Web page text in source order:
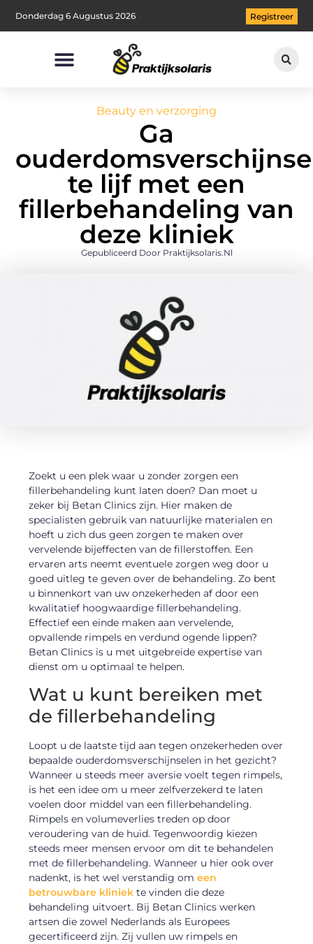
Donderdag 6 Augustus 2026 Registreer
Beauty en verzorging
Ga
te lijf met een
fillerbehandeling van
deze kliniek
Gepubliceerd Door Praktijksolaris.nl
Zoekt u een plek waar u zonder zorgen een
fillerbehandeling kunt laten doen? Dan moet u
zeker bij Betan Clinics zijn. Hier maken de
specialisten gebruik van natuurlijke materialen en
hoeft u zich dus geen zorgen te maken over
vervelende bijeffecten van de fillerstoffen. Een
ervaren arts neemt eventuele zorgen weg door u
goed uitleg te geven over de behandeling. Zo bent
u binnenkort van uw onzekerheden af door een
kwalitatief hoogwaardige fillerbehandeling.
Effectief een einde maken aan vervelende,
opvallende rimpels en verdund ogende lippen?
Betan Clinics is u met uitgebreide expertise van
dienst om u optimaal te helpen.
Wat u kunt bereiken met
de fillerbehandeling
Loopt u de laatste tijd aan tegen onzekerheden over
bepaalde ouderdomsverschijnselen in het gezicht?
Wanneer u steeds meer aversie voelt tegen rimpels,
is het een idee om u meer zelfverzekerd te laten
voelen door middel van een fillerbehandeling.
Rimpels en volumeverlies treden op door
veroudering van de huid. Tegenwoordig kiezen
steeds meer mensen ervoor om dit te behandelen
met de fillerbehandeling. Wanneer u hier ook over
nadenkt, is het wel verstandig omeen
betrouwbare kliniek te vinden die deze
behandeling uitvoert. Bij Betan Clinics werken
artsen die zowel Nederlands als Europees
gecertificeerd zijn. Zij vullen uw rimpels en